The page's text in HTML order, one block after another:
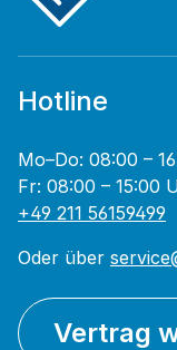
Hotline
Mo–Do: 08:00 –
Fr: 08:00 – 15:00
+49 211 56159499
Oder über
Vertrag